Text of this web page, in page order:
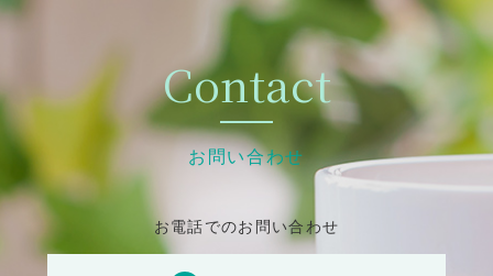
Contact
お問い合わせ
お電話でのお問い合わせ